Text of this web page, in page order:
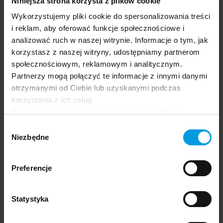
Wykorzystujemy pliki cookie do spersonalizowania treści
i reklam, aby oferować funkcje społecznościowe i
analizować ruch w naszej witrynie. Informacje o tym, jak
korzystasz z naszej witryny, udostępniamy partnerom
społecznościowym, reklamowym i analitycznym.
Partnerzy mogą połączyć te informacje z innymi danymi
otrzymanymi od Ciebie lub uzyskanymi podczas
korzystania z ich usług.
oferowanych na naszej stronie, w tym m.in. z
zgody
Niezbędne
Preferencje
Statystyka
dr
Marta Kowal
Psycholożka, adiunkta w IDN Being Human Lab
przy Instytucie Psychologii Uniwersytetu
Wrocławskiego. Jej specjalizacją jest
psychologia ewolucyjna, a główne obszary
badań obejmują: związki romantyczne,
romantyczną, szczególnie w ujęciu
Prowadząca